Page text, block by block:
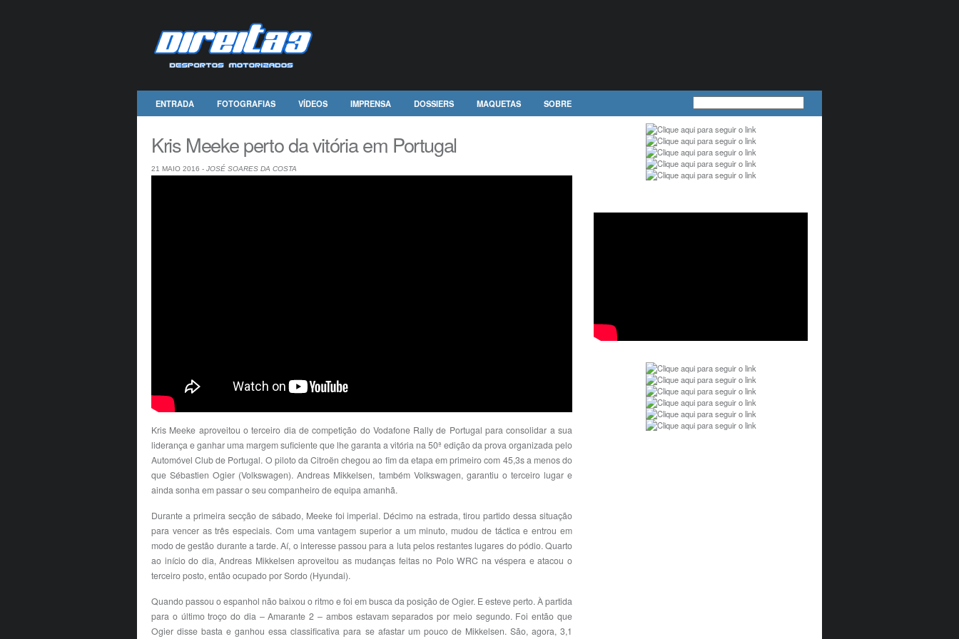
ENTRADA FOTOGRAFIAS VÍDEOS IMPRENSA DOSSIERS MAQUETAS SOBRE
Kris Meeke perto da vitória em Portugal
21 MAIO 2016 - JOSÉ SOARES DA COSTA
Kris Meeke aproveitou o terceiro dia de competição do Vodafone Rally de Portugal para consolidar a sua
liderança e ganhar uma margem suficiente que lhe garanta a vitória na 50ª edição da prova organizada pelo
Automóvel Club de Portugal. O piloto da Citroën chegou ao fim da etapa em primeiro com 45,3s a menos do
que Sébastien Ogier (Volkswagen). Andreas Mikkelsen, também Volkswagen, garantiu o terceiro lugar e
ainda sonha em passar o seu companheiro de equipa amanhã.
Durante a primeira secção de sábado, Meeke foi imperial. Décimo na estrada, tirou partido dessa situação
para vencer as três especiais. Com uma vantagem superior a um minuto, mudou de táctica e entrou em
modo de gestão durante a tarde. Aí, o interesse passou para a luta pelos restantes lugares do pódio. Quarto
ao início do dia, Andreas Mikkelsen aproveitou as mudanças feitas no Polo WRC na véspera e atacou o
terceiro posto, então ocupado por Sordo (Hyundai).
Quando passou o espanhol não baixou o ritmo e foi em busca da posição de Ogier. E esteve perto. À partida
para o último troço do dia – Amarante 2 – ambos estavam separados por meio segundo. Foi então que
Ogier disse basta e ganhou essa classificativa para se afastar um pouco de Mikkelsen. São, agora, 3,1